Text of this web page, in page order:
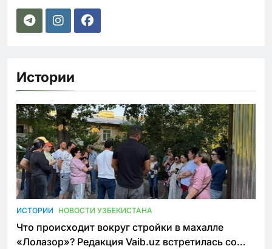
Истории
ИСТОРИИ НОВОСТИ УЗБЕКИСТАНА
Что происходит вокруг стройки в махалле
«Лолазор»? Редакция Vaib.uz встретилась со